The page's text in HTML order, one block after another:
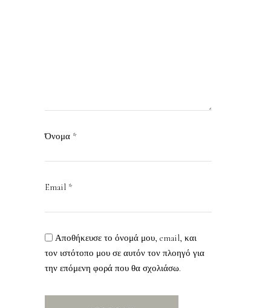
Όνομα *
Email *
Αποθήκευσε το όνομά μου, email, και
τον ιστότοπο μου σε αυτόν τον πλοηγό για
την επόμενη φορά που θα σχολιάσω.